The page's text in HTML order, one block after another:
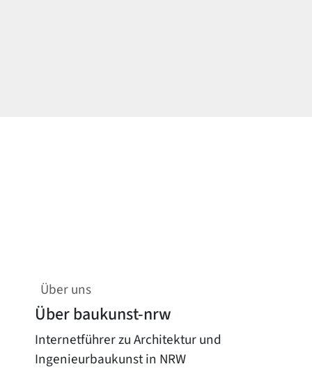
Über uns
Über baukunst-nrw
Internetführer zu Architektur und
Ingenieurbaukunst in NRW